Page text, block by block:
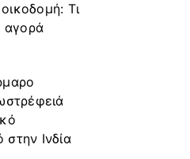
Τι
αγορά
Ινδία